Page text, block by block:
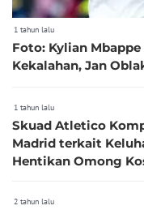
1 tahun lalu
Foto: Kylian
Kekalahan, Jan
1 tahun lalu
Skuad Atletico
Madrid terkait
Hentikan Omong
2 tahun lalu